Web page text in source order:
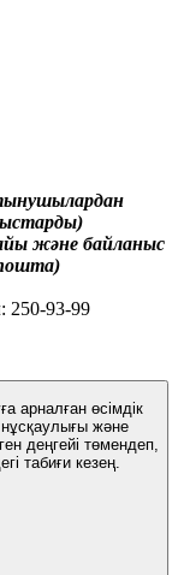
және байланыс
250-93-99
арналған өсімдік
нұсқаулығы және
табиғи кезең.